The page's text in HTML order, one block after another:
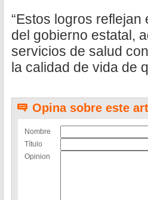
“Estos logros
del gobierno estatal,
servicios de salud
la calidad de vida de
Opina sobre este
Nombre
Título
Opinion